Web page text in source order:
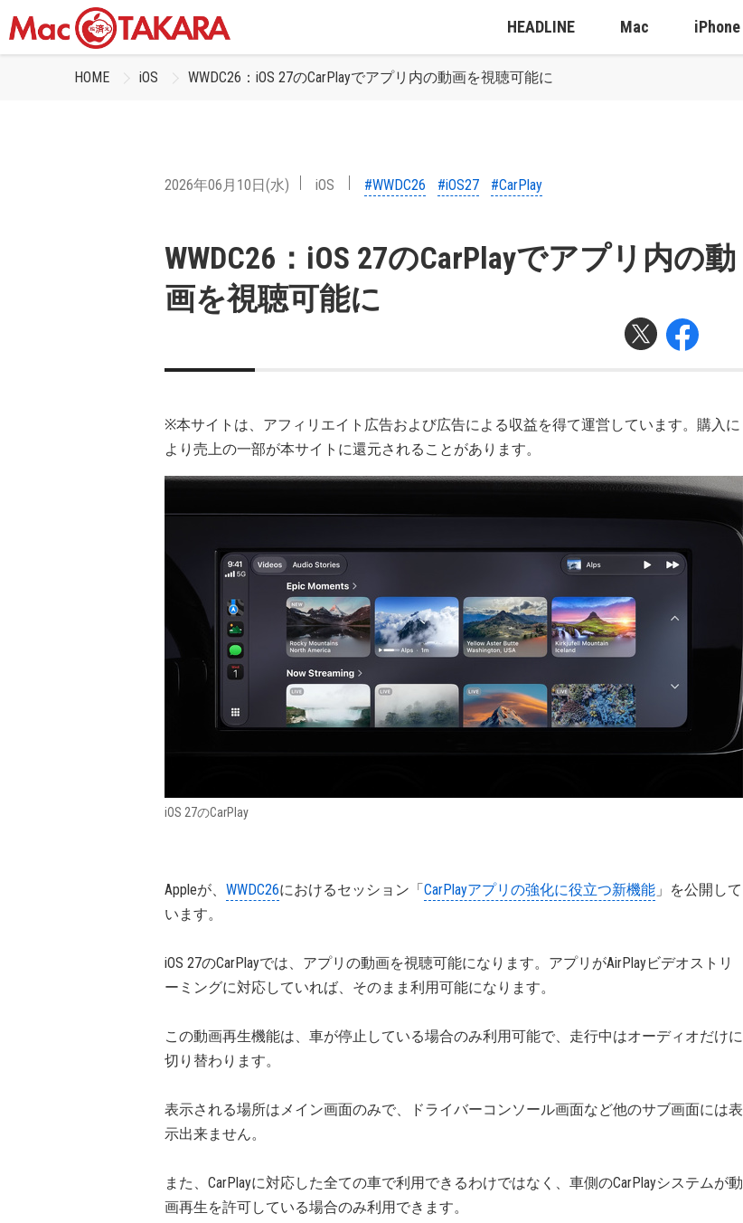
HEADLINE Mac iPhone
HOME iOS WWDC26：iOS 27のCarPlayでアプリ内の動画を視聴可能に
2026年06月10日(水) iOS #WWDC26 #iOS27 #CarPlay
WWDC26：iOS 27のCarPlayでアプリ内の動
画を視聴可能に
※本サイトは、アフィリエイト広告および広告による収益を得て運営しています。購入に
より売上の一部が本サイトに還元されることがあります。
iOS 27のCarPlay
Appleが、 WWDC26におけるセッション「CarPlayアプリの強化に役立つ新機能 」を公開して
います。
iOS 27のCarPlayでは、アプリの動画を視聴可能になります。アプリがAirPlayビデオストリ
ーミングに対応していれば、そのまま利用可能になります。
この動画再生機能は、車が停止している場合のみ利用可能で、走行中はオーディオだけに
切り替わります。
表示される場所はメイン画面のみで、ドライバーコンソール画面など他のサブ画面には表
示出来ません。
また、CarPlayに対応した全ての車で利用できるわけではなく、車側のCarPlayシステムが動
画再生を許可している場合のみ利用できます。